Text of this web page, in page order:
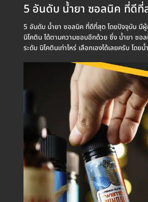
5 อันดับ น้ำยา ซอลนิค ที่ดีที่
5 อันดับ น้ำยา ซอลนิค ที่ดีที่สุด โดยปัจจุบัน มี
นิโคติน ได้ตามความชอบอีกด้วย ซึ่ง น้ำยา ซ
ระดับ นิโคตินเท่าไหร่ เลือกเองได้เลยครับ โด